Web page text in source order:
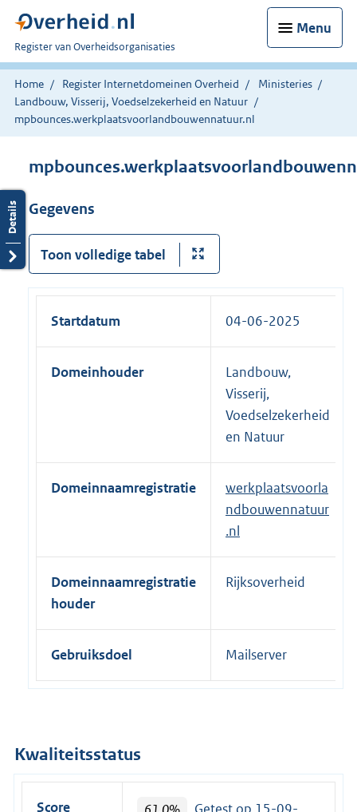
Menu
U
bent
nu
hier:
Register van Overheidsorganisaties
Home Register Internetdomeinen Overheid
Ministeries
Landbouw, Visserij, Voedselzekerheid en Natuur
mpbounces.werkplaatsvoorlandbouwennatuur.nl
Gegevens
Toon volledige tabel
Startdatum 04-06-2025
Domeinhouder
Landbouw,
Visserij,
Voedselzekerheid
en Natuur
Domeinnaamregistratie
werkplaatsvoorla
ndbouwennatuur
.nl
Domeinnaamregistratie
houder
Rijksoverheid
Gebruiksdoel Mailserver
Kwaliteitsstatus
Score